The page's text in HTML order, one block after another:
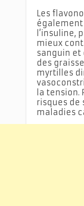
Les
l’insuline,
mieux
sanguin et
des
myrtilles
la tension.
risques de
maladies